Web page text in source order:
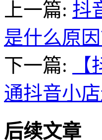
上一篇: 抖
是什么原因
下一篇:
通抖音小
后续文章